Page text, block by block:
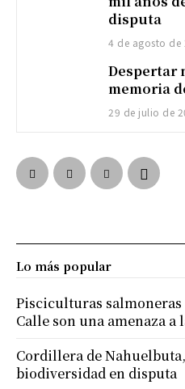
disputa
4 de agosto de
Despertar
memoria
29 de julio de
Lo más popular
Pisciculturas salmoneras
Calle son una amenaza
Cordillera de
biodiversidad en disputa